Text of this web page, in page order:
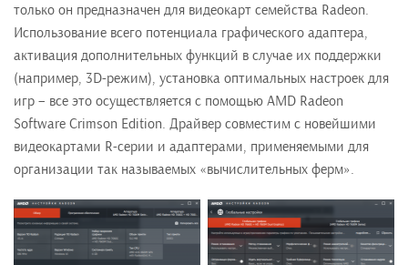
только он предназначен для видеокарт семейства Radeon.
Использование всего потенциала графического адаптера,
активация дополнительных функций в случае их поддержки
(например, 3D-режим), установка оптимальных настроек для
игр – все это осуществляется с помощью AMD Radeon
Software Crimson Edition. Драйвер совместим с новейшими
видеокартами R-серии и адаптерами, применяемыми для
организации так называемых «вычислительных ферм».